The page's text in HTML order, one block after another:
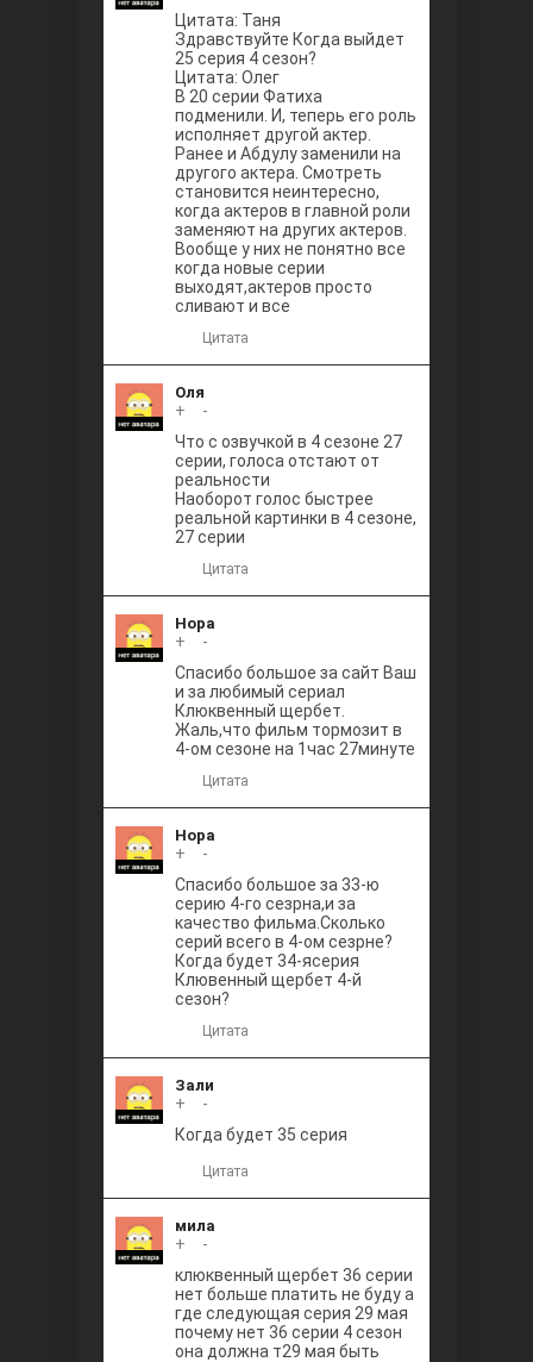
Цитата: Таня
Здравствуйте Когда выйдет
25 серия 4 сезон?
Цитата: Олег
В 20 серии Фатиха
подменили. И, теперь его роль
исполняет другой актер.
Ранее и Абдулу заменили на
другого актера. Смотреть
становится неинтересно,
когда актеров в главной роли
заменяют на других актеров.
Вообще у них не понятно все
когда новые серии
выходят,актеров просто
сливают и все
Цитата
Оля
+
-
Что с озвучкой в 4 сезоне 27
серии, голоса отстают от
реальности
Наоборот голос быстрее
реальной картинки в 4 сезоне,
27 серии
Цитата
Нора
+
-
Спасибо большое за сайт Ваш
и за любимый сериал
Клюквенный щербет.
Жаль,что фильм тормозит в
4-ом сезоне на 1час 27минуте
Цитата
Нора
+
-
Спасибо большое за 33-ю
серию 4-го сезрна,и за
качество фильма.Сколько
серий всего в 4-ом сезрне?
Когда будет 34-ясерия
Клювенный щербет 4-й
сезон?
Цитата
Зали
+
-
Когда будет 35 серия
Цитата
мила
+
-
клюквенный щербет 36 серии
нет больше платить не буду а
где следующая серия 29 мая
почему нет 36 серии 4 сезон
она должна т29 мая быть